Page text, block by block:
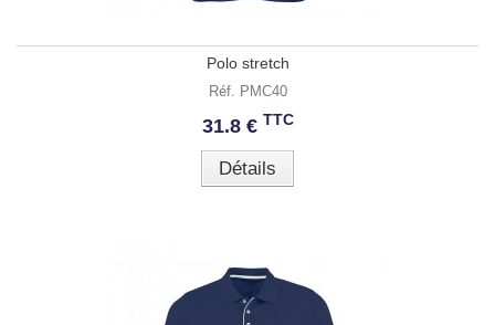
Polo stretch
Réf. PMC40
31.8 € TTC
Détails